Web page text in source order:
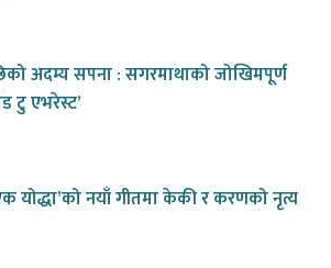
अदम्य सपना : सगरमाथाको जोखिमपूर्ण
टु एभरेस्ट’
योद्धा’को नयाँ गीतमा केकी र करणको नृत्य